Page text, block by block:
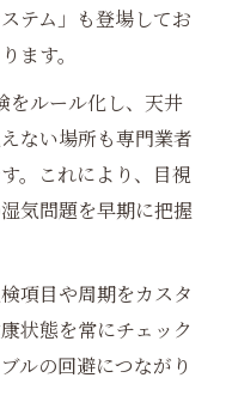
テム」も登場してお
ます。
をルール化し、天井
ない場所も専門業者
。これにより、目視
気問題を早期に把握
項目や周期をカスタ
状態を常にチェック
ルの回避につながり